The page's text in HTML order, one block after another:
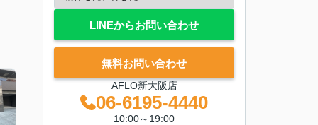
LINEからお問い合わせ
無料お問い合わせ
AFLO新大阪店
06-6195-4440
10:00～19:00